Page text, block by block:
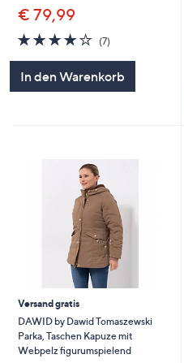
€ 79,99
4.0
von
(7)7
In den Warenkorb
Versand gratis
DAWID by Dawid Tomaszewski
Parka, Taschen Kapuze mit
Webpelz figurumspielend